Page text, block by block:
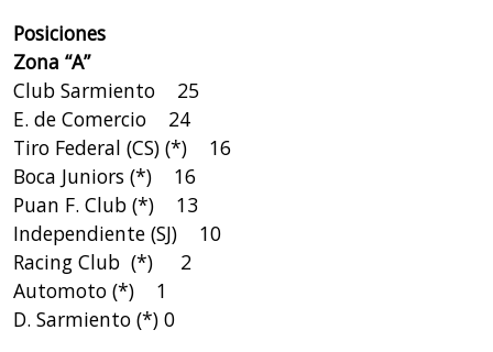
Posiciones
Zona “A”
Club Sarmiento 25
E. de Comercio 24
Tiro Federal (CS) (*) 16
Boca Juniors (*) 16
Puan F. Club (*) 13
Independiente (SJ) 10
Racing Club (*) 2
Automoto (*) 1
D. Sarmiento (*) 0